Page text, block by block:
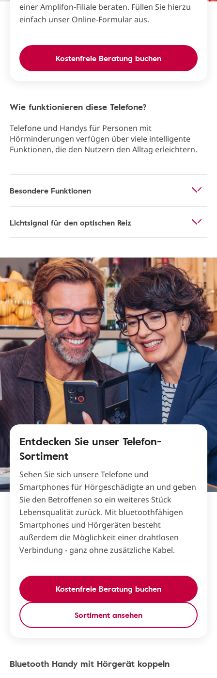
einer Amplifon-Filiale beraten. Füllen Sie hierzu
einfach unser Online-Formular aus.
Kostenfreie Beratung buchen
Wie funktionieren diese Telefone?
Telefone und Handys für Personen mit
Hörminderungen verfügen über viele intelligente
Funktionen, die den Nutzern den Alltag erleichtern.
Besondere Funktionen
Lichtsignal für den optischen Reiz
Entdecken Sie unser Telefon-
Sortiment
Sehen Sie sich unsere Telefone und
Smartphones für Hörgeschädigte an und geben
Sie den Betroffenen so ein weiteres Stück
Lebensqualität zurück. Mit bluetoothfähigen
Smartphones und Hörgeräten besteht
außerdem die Möglichkeit einer drahtlosen
Verbindung - ganz ohne zusätzliche Kabel.
Kostenfreie Beratung buchen
Sortiment ansehen
Bluetooth Handy mit Hörgerät koppeln